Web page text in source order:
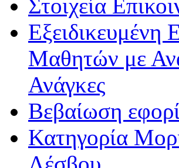
Στοιχεία
Εξειδικευμένη
Μαθητών με
Ανάγκες
Βεβαίωση
Κατηγορία